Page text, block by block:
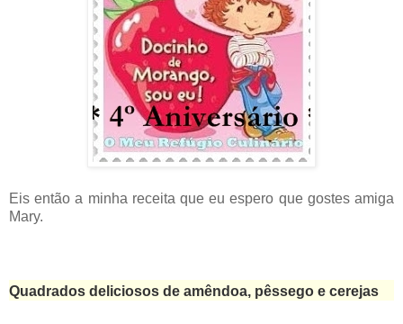
Eis então a minha receita que eu espero que gostes amiga
Mary.
Quadrados deliciosos de amêndoa, pêssego e cerejas